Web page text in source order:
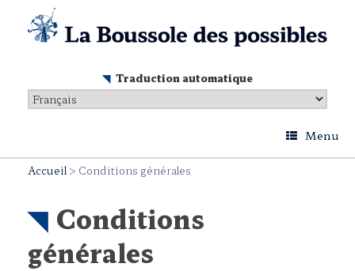
content
Traduction automatique
Menu
Accueil> Conditions générales
Conditions
générales